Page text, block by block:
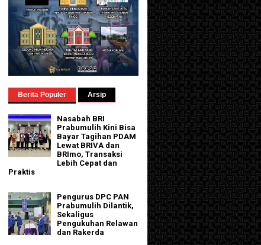
Berita Populer Arsip
Nasabah BRI
Prabumulih Kini Bisa
Bayar Tagihan PDAM
Lewat BRIVA dan
BRImo, Transaksi
Lebih Cepat dan
Praktis
Pengurus DPC PAN
Prabumulih Dilantik,
Sekaligus
Pengukuhan Relawan
dan Rakerda